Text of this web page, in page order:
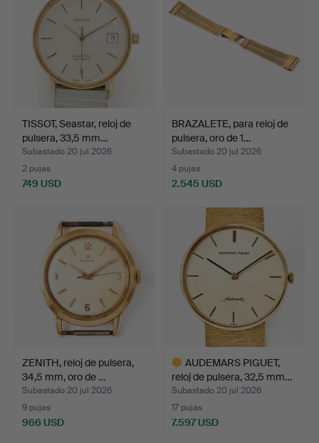
TISSOT, Seastar, reloj de
pulsera, 33,5 mm…
Subastado 20 jul 2026
2 pujas
749 USD
BRAZALETE, para reloj de
pulsera, oro de 1…
Subastado 20 jul 2026
4 pujas
2.545 USD
ZENITH, reloj de pulsera,
34,5 mm, oro de …
Subastado 20 jul 2026
9 pujas
966 USD
AUDEMARS PIGUET,
reloj de pulsera, 32,5 mm…
Subastado 20 jul 2026
17 pujas
7.597 USD